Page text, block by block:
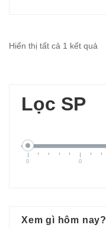
Hiển thị tất cả 1 kết quả
Lọc SP
0 0
Xem gì hôm nay?